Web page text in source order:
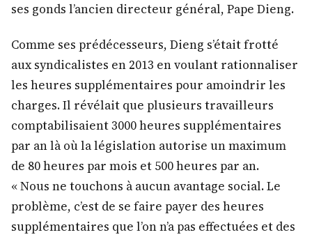
ses gonds l’ancien directeur général, Pape Dieng.
Comme ses prédécesseurs, Dieng s’était frotté
aux syndicalistes en 2013 en voulant rationnaliser
les heures supplémentaires pour amoindrir les
charges. Il révélait que plusieurs travailleurs
comptabilisaient 3000 heures supplémentaires
par an là où la législation autorise un maximum
de 80 heures par mois et 500 heures par an.
« Nous ne touchons à aucun avantage social. Le
problème, c’est de se faire payer des heures
supplémentaires que l’on n’a pas effectuées et des